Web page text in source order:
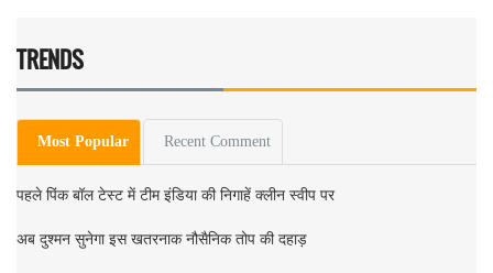
TRENDS
Most Popular Recent Comment
पहले पिंक बॉल टेस्ट में टीम इंडिया की निगाहें क्लीन स्वीप पर
अब दुश्मन सुनेगा इस खतरनाक नौसैनिक तोप की दहाड़